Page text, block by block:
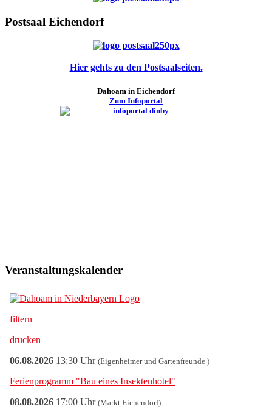
Postsaal Eichendorf
Hier gehts zu den Postsaalseiten.
Dahoam in Eichendorf
Zum Infoportal
Veranstaltungskalender